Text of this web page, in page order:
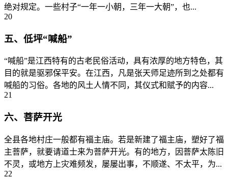
绝对规定。一些村子“一年一小朝，三年一大朝”，也...
20
五、低坪“喊船”
“喊船”是江西特有的古老民俗活动，具有浓厚的地方特色，其
目的就是驱邪保平安。在江西，凡是张天师足迹所到之处都有
喊船的习俗。各地的风土人情不同，其仪式和赋予的内容...
21
六、菩萨开光
全县各地村庄一般都有福主庙。若是新建了福主庙，塑好了福
主菩萨，就要请道士来为菩萨开光。有的地方，因菩萨太陈旧
不灵，或地方上灾难频发，屡屡出事，不顺遂、不太平，为...
22